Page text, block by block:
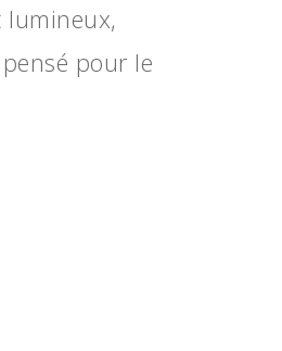
lumineux,
pour le